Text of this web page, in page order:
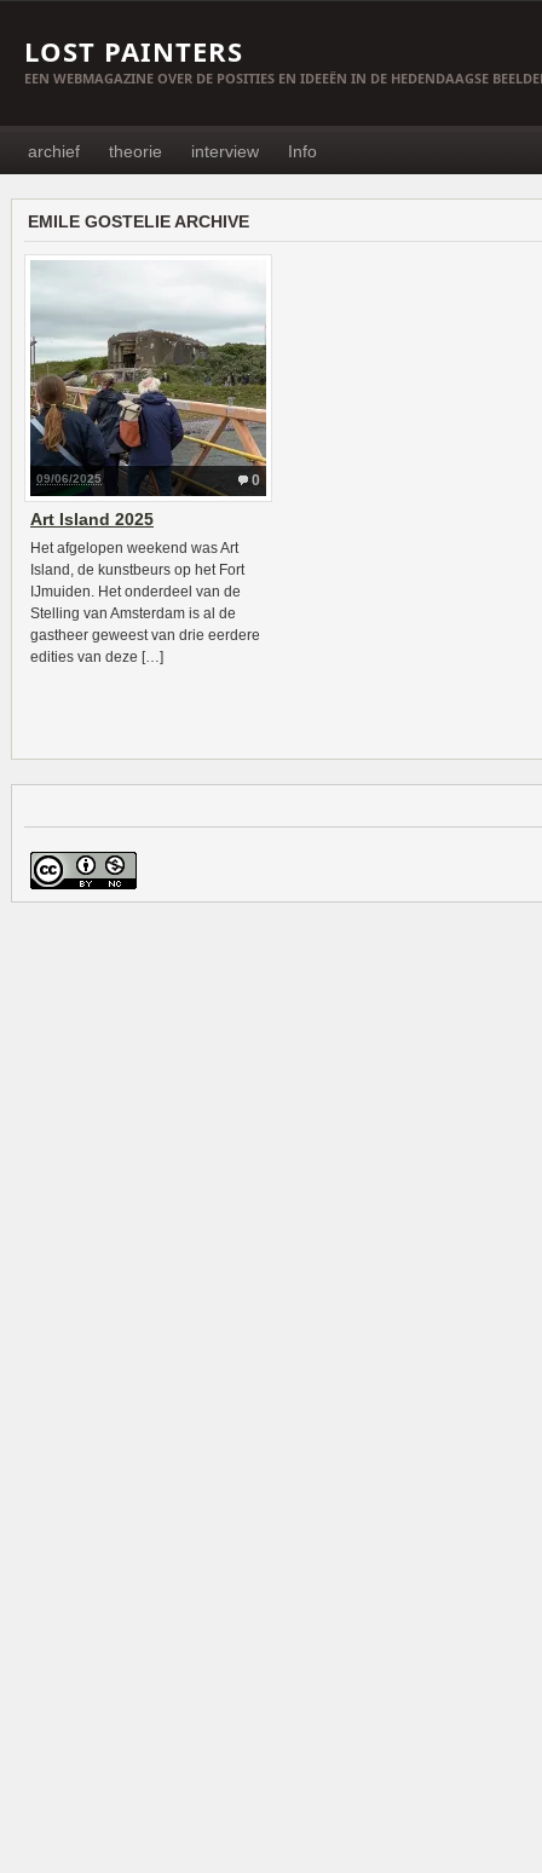
LOST PAINTERS
EEN WEBMAGAZINE OVER DE POSITIES EN IDEEËN IN DE HEDENDAAGSE
archief theorie interview Info
EMILE GOSTELIE ARCHIVE
0
09/06/2025
Art Island 2025
Het afgelopen weekend was Art
Island, de kunstbeurs op het Fort
IJmuiden. Het onderdeel van de
Stelling van Amsterdam is al de
gastheer geweest van drie eerdere
edities van deze […]